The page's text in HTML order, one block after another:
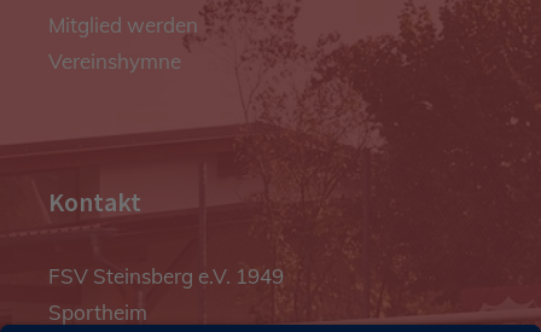
Mitglied werden
Vereinshymne
Kontakt
FSV Steinsberg e.V. 1949
Sportheim